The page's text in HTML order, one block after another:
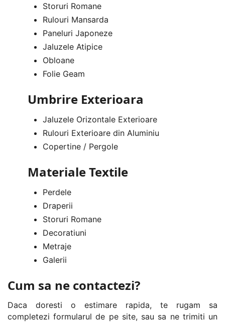
Storuri Romane
Rulouri Mansarda
Paneluri Japoneze
Jaluzele Atipice
Obloane
Folie Geam
Umbrire Exterioara
Jaluzele Orizontale Exterioare
Rulouri Exterioare din Aluminiu
Copertine / Pergole
Materiale Textile
Perdele
Draperii
Storuri Romane
Decoratiuni
Metraje
Galerii
Cum sa ne contactezi?
Daca doresti o estimare rapida, te rugam sa
completezi formularul de pe site, sau sa ne trimiti un